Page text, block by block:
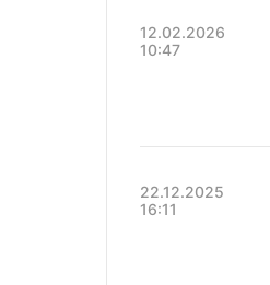
12.02.2026
10:47
22.12.2025
16:11